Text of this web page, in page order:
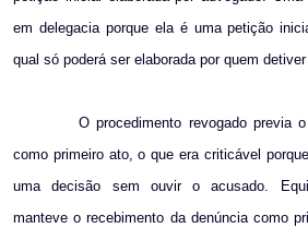
em delegacia porque ela é uma petição
qual só poderá ser elaborada por quem
O procedimento revogado previa
como primeiro ato, o que era criticável
uma decisão sem ouvir o acusado.
manteve o recebimento da denúncia como